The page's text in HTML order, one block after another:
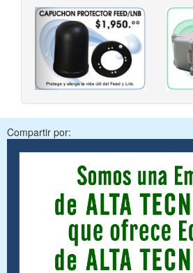
‹
Compartir por: